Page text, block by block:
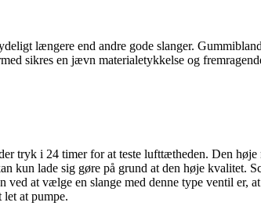
længere end andre gode slanger.
sikres en jævn materialetykkelse og
tryk i 24 timer for at teste lufttætheden. Den
lade sig gøre på grund at den høje kvalitet.
at vælge en slange med denne type ventil
at pumpe.